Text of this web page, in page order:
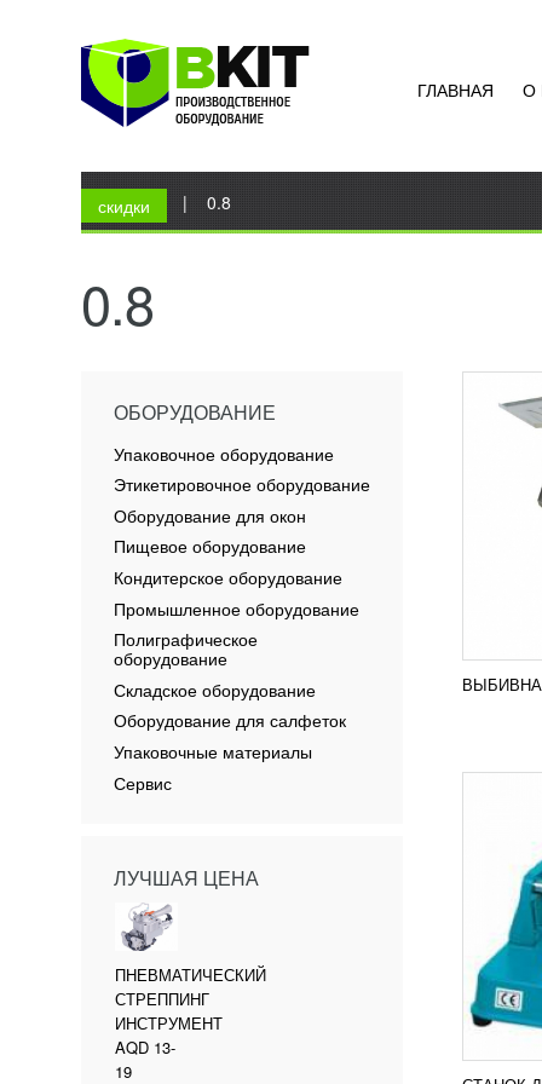
ГЛАВНАЯ О
Вы здесь
Главная | 0.8
0.8
RZ-3 –
для
КМ212
этой
ОБОРУДОВАНИЕ
Упаковочное оборудование
Этикетировочное оборудование
Оборудование для окон
Пищевое оборудование
Кондитерское оборудование
Промышленное оборудование
Полиграфическое
оборудование
Складское оборудование
Оборудование для салфеток
Упаковочные материалы
Сервис
ЛУЧШАЯ ЦЕНА
скидки
ПНЕВМАТИЧЕСКИЙ
СТРЕППИНГ
ИНСТРУМЕНТ
AQD 13-
19